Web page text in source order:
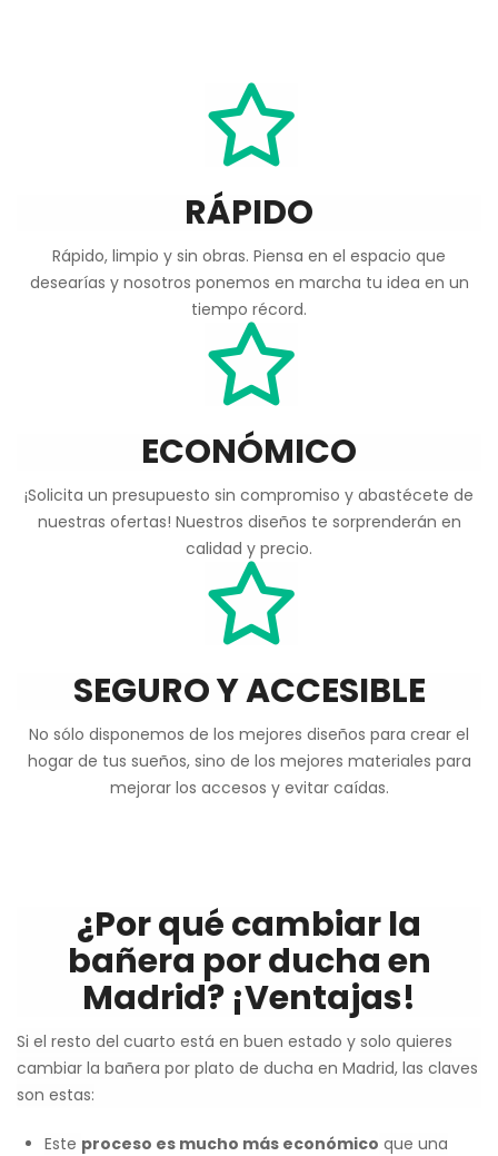
RÁPIDO
Rápido, limpio y sin obras. Piensa en el espacio que
desearías y nosotros ponemos en marcha tu idea en un
tiempo récord.
ECONÓMICO
¡Solicita un presupuesto sin compromiso y abastécete de
nuestras ofertas! Nuestros diseños te sorprenderán en
calidad y precio.
SEGURO Y ACCESIBLE
No sólo disponemos de los mejores diseños para crear el
hogar de tus sueños, sino de los mejores materiales para
mejorar los accesos y evitar caídas.
¿Por qué cambiar la
bañera por ducha en
Madrid? ¡Ventajas!
Si el resto del cuarto está en buen estado y solo quieres
cambiar la bañera por plato de ducha en Madrid, las claves
son estas:
Este proceso es mucho más económico que una